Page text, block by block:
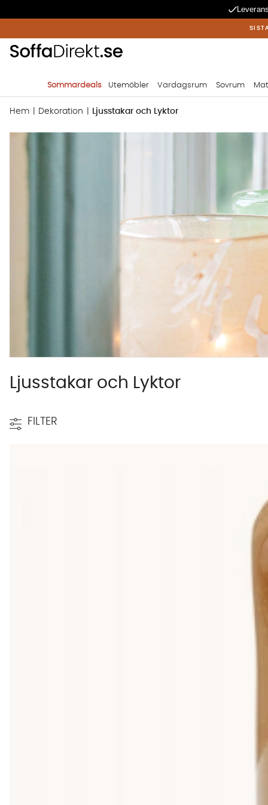
Sommardeals Utemöbler Vardagsrum Sovrum
Hem Dekoration Ljusstakar och Lyktor
Ljusstakar och Lyktor
FILTER